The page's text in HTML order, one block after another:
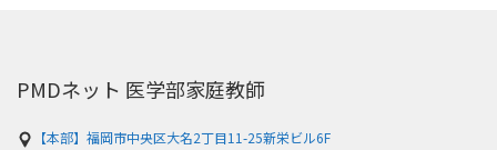
PMDネット 医学部家庭教師
【本部】福岡市中央区大名2丁目11-25新栄ビル6F